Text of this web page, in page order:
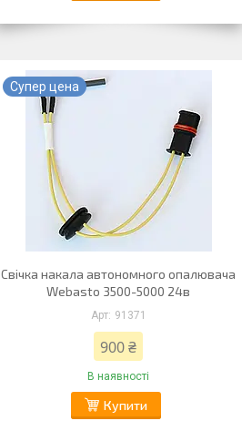
Супер цена
Свічка накала автономного опалювача
Webasto 3500-5000 24в
91371
900 ₴
В наявності
Купити